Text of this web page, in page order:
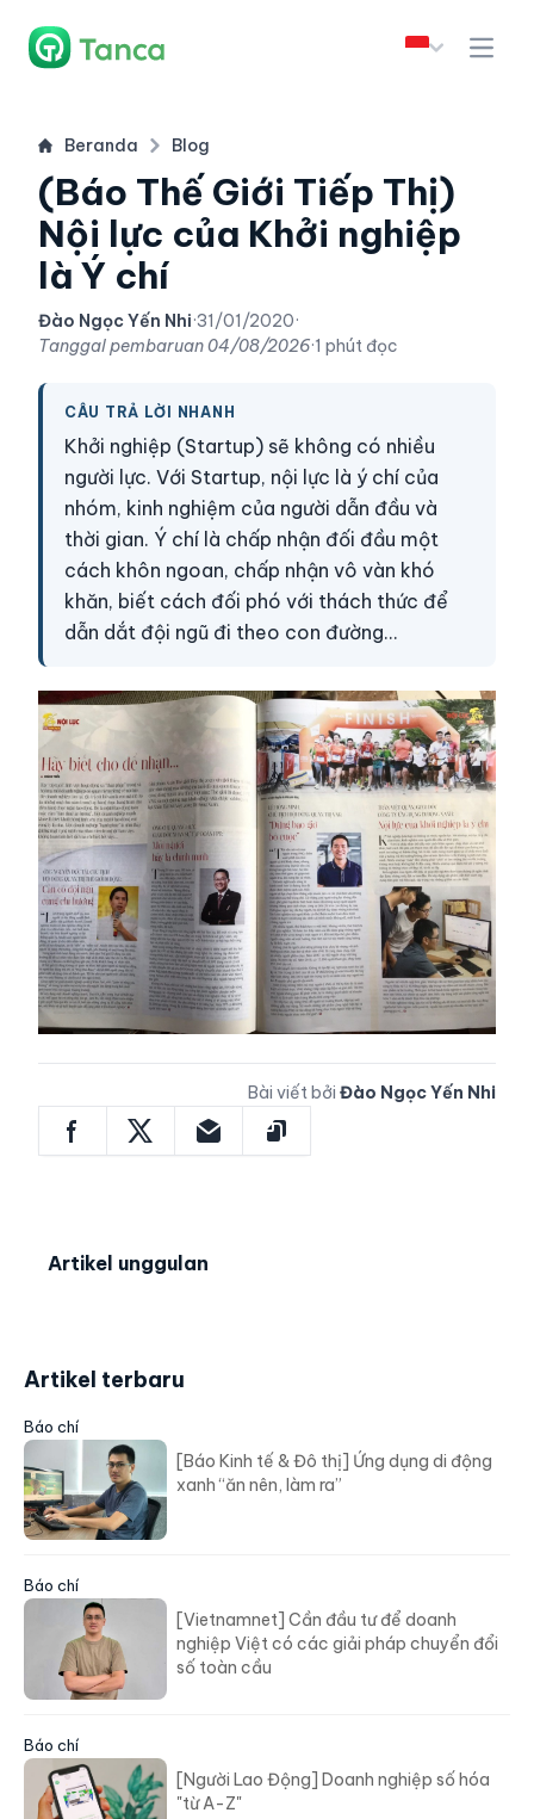
Beranda Blog
(Báo Thế Giới Tiếp Thị)
Nội lực của Khởi nghiệp
là Ý chí
Đào Ngọc Yến Nhi·31/01/2020·
Tanggal pembaruan04/08/2026·1 phút đọc
CÂU TRẢ LỜI NHANH
Khởi nghiệp (Startup) sẽ không có nhiều
người lực. Với Startup, nội lực là ý chí của
nhóm, kinh nghiệm của người dẫn đầu và
thời gian. Ý chí là chấp nhận đối đầu một
cách khôn ngoan, chấp nhận vô vàn khó
khăn, biết cách đối phó với thách thức để
dẫn dắt đội ngũ đi theo con đường…
Bài viết bởi Đào Ngọc Yến Nhi
Artikel unggulan
Artikel terbaru
Báo chí
[Báo Kinh tế & Đô thị] Ứng dụng di động
xanh “ăn nên, làm ra”
Báo chí
[Vietnamnet] Cần đầu tư để doanh
nghiệp Việt có các giải pháp chuyển đổi
số toàn cầu
Báo chí
[Người Lao Động] Doanh nghiệp số hóa
"từ A-Z"